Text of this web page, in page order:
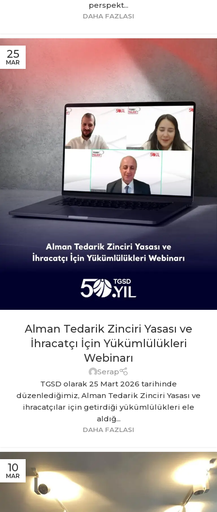
perspekt...
DAHA FAZLASI
25
MAR
Alman Tedarik Zinciri Yasası ve
İhracatçı İçin Yükümlülükleri
Webinarı
Serap
TGSD olarak 25 Mart 2026 tarihinde
düzenlediğimiz, Alman Tedarik Zinciri Yasası ve
ihracatçılar için getirdiği yükümlülükleri ele
aldığ...
DAHA FAZLASI
10
MAR